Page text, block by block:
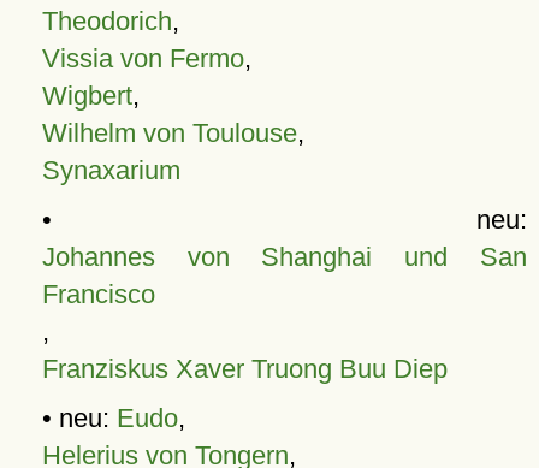
Theodorich,
Vissia von Fermo,
Wigbert,
Wilhelm von Toulouse,
Synaxarium
• neu:
Johannes von Shanghai und San
Francisco
,
Franziskus Xaver Truong Buu Diep
• neu: Eudo,
Helerius von Tongern,